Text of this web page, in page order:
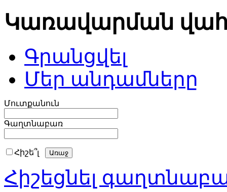
Կառավարման
Գրանցվել
Մեր անդամները
Մուտքանուն
Գաղտնաբառ
Հիշե՞լ
Հիշեցնել